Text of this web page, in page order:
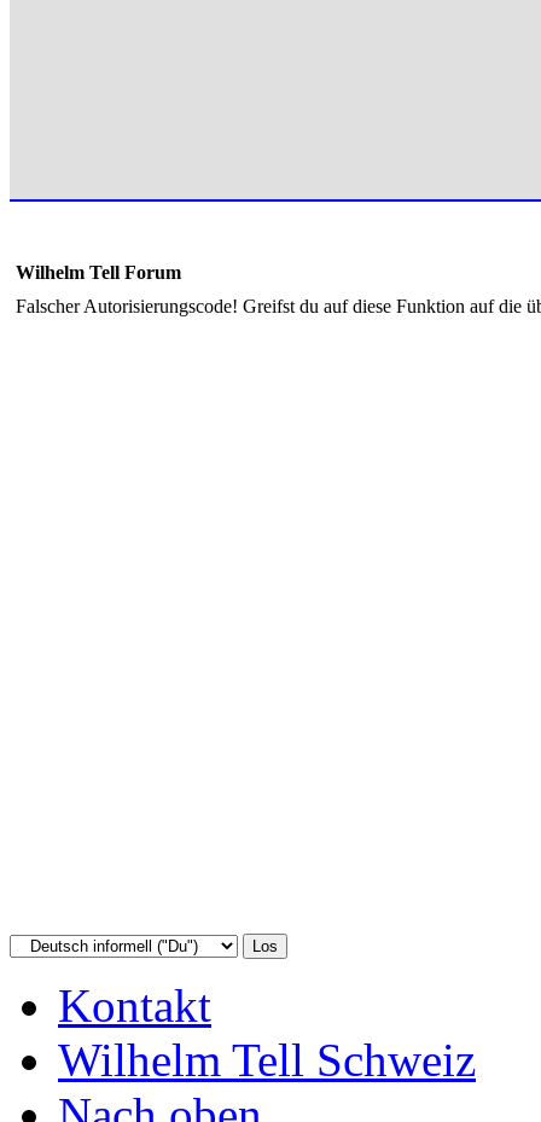
Wilhelm Tell Forum
Falscher Autorisierungscode! Greifst du auf diese Funktion auf die
Kontakt
Wilhelm Tell Schweiz